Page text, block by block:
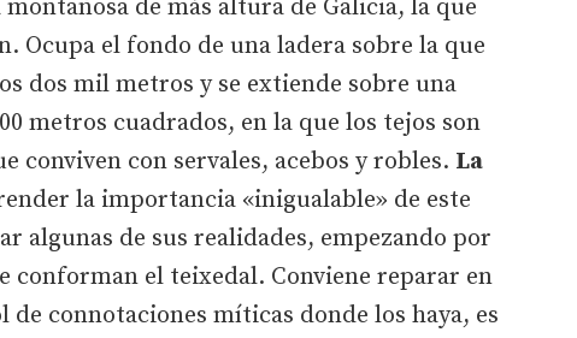
de más altura de Galicia, la que
Ocupa el fondo de una ladera sobre la que
dos mil metros y se extiende sobre una
metros cuadrados, en la que los tejos son
conviven con servales, acebos y robles. La
la importancia «inigualable» de este
algunas de sus realidades, empezando por
conforman el teixedal. Conviene reparar en
de connotaciones míticas donde los haya, es